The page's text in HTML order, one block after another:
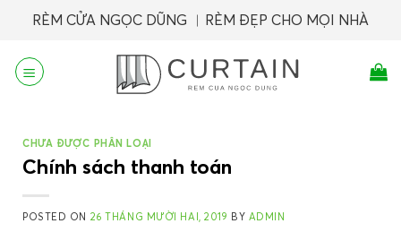
content
RÈM CỬA NGỌC DŨNG ︱RÈM ĐẸP CHO MỌI NHÀ
CHƯA ĐƯỢC PHÂN LOẠI
Chính sách thanh toán
POSTED ON 26 THÁNG MƯỜI HAI, 2019 BY ADMIN